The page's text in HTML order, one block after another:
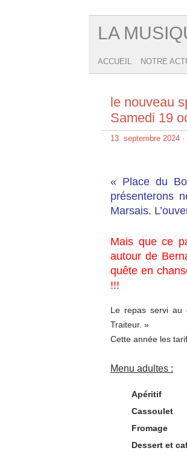
LA
ACCUEIL NOTRE
le nouveau
Samedi 19
13. septembre 2024 ·
« Place du
présenterons
Marsais.
Mais que ce
autour de
quête en
!!!
Le repas servi au
Traiteur. »
Cette année les
Menu adultes :
Apéritif
Cassoulet
Fromage
Dessert et